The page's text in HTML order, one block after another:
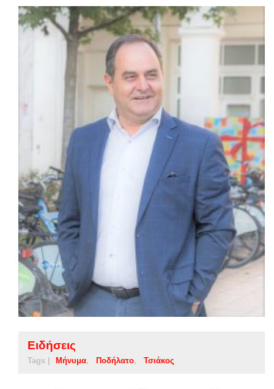
Ειδήσεις
Tags | Μήνυμα Ποδήλατο Τσιάκος